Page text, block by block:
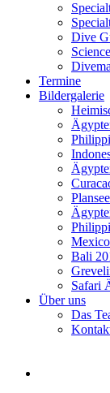
Dive
Termine
Bildergalerie
Bali
Safari
Über uns
Das